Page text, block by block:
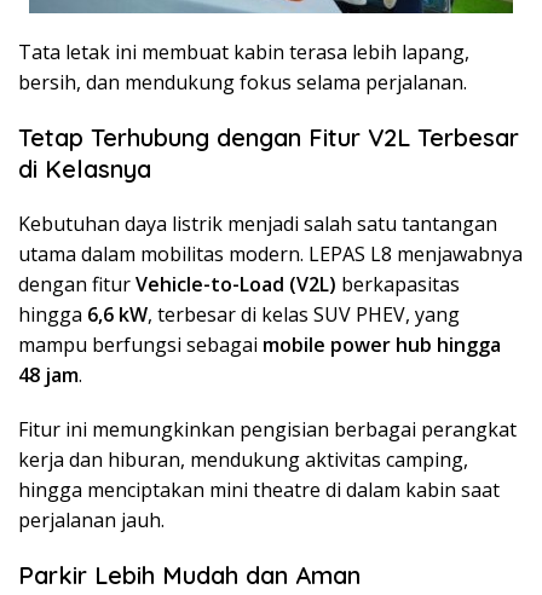
Tata letak ini membuat kabin terasa lebih lapang,
bersih, dan mendukung fokus selama perjalanan.
Tetap Terhubung dengan Fitur V2L Terbesar
di Kelasnya
Kebutuhan daya listrik menjadi salah satu tantangan
utama dalam mobilitas modern. LEPAS L8 menjawabnya
dengan fiturVehicle-to-Load (V2L) berkapasitas
hingga 6,6 kW, terbesar di kelas SUV PHEV, yang
mampu berfungsi sebagai mobile power hub hingga
48 jam.
Fitur ini memungkinkan pengisian berbagai perangkat
kerja dan hiburan, mendukung aktivitas camping,
hingga menciptakan mini theatre di dalam kabin saat
perjalanan jauh.
Parkir Lebih Mudah dan Aman